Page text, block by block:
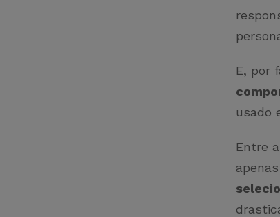
E, por
usado
Entre